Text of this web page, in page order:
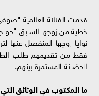
قدمت الفنانة العالمية
خطية من زوجها السابق "چو
نوايا زوجها المنفصل عنها
فقط من تقديمهم طلب
الحضانة المستمرة بينهم.
ما المكتوب في الوثائق